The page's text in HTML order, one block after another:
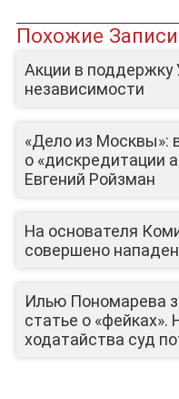
Похожие
Акции в поддержку
независимости
«Дело из Москвы»:
о «дискредитации
Евгений Ройзман
На основателя
совершено
Илью Пономарева
статье о «фейках».
ходатайства суд